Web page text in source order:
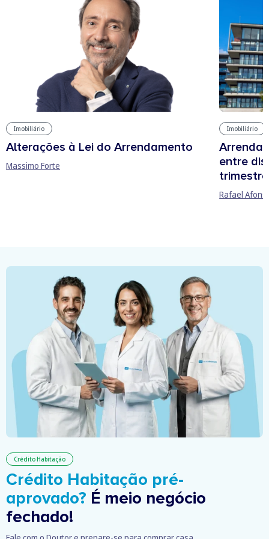
Imobiliário
Alterações à Lei do Arrendamento
Massimo Forte
Imobiliário
entre
trimestre
Rafael
Crédito Habitação
Crédito Habitação pré-
aprovado? É meio negócio
fechado!